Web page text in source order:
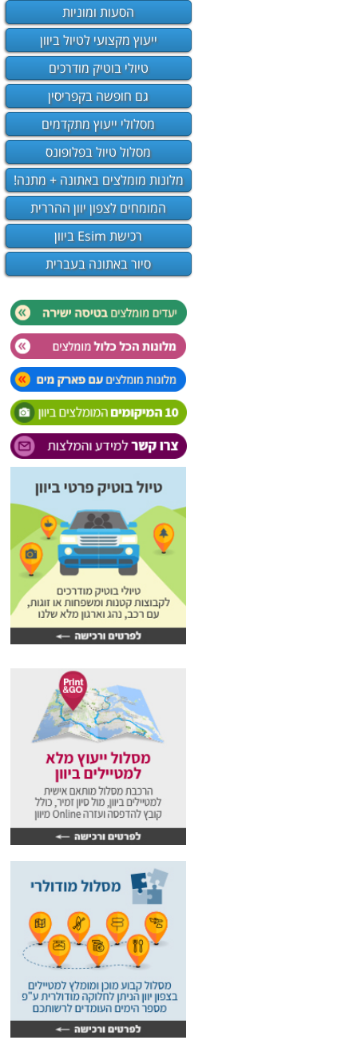
הסעות ומוניות
ייעוץ מקצועי לטיול ביוון
טיולי בוטיק מודרכים
גם חופשה בקפריסין
מסלולי ייעוץ מתקדמים
מסלול טיול בפלופונס
מלונות מומלצים באתונה + מתנה!
המומחים לצפון יוון ההררית
רכישת Esim ביוון
סיור באתונה בעברית